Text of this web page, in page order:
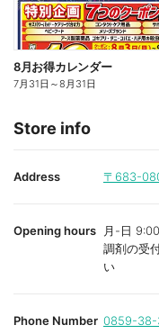
8月お得カレンダー
7月31日 ～8月31日
Store info
Address 〒683-
Opening hours
月-日
調剤の受
い
Phone Number 0859-